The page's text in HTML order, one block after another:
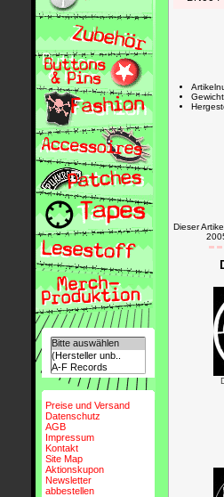
Preise und Versand
Datenschutz
AGB
Impressum
Kontakt
Site Map
Aktionskupon
Newsletter
abbestellen
Dieser